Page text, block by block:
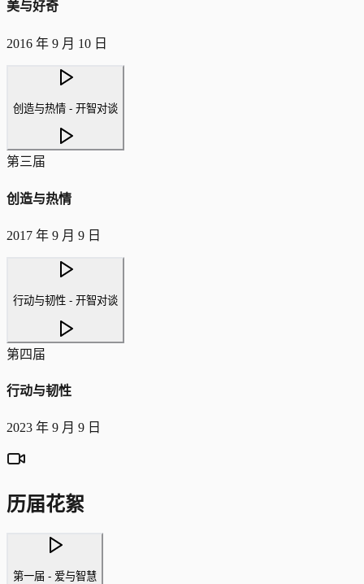
美与好奇
2016 年 9 月 10 日
创造与热情 - 开智对谈
第三届
创造与热情
2017 年 9 月 9 日
行动与韧性 - 开智对谈
第四届
行动与韧性
2023 年 9 月 9 日
历届花絮
第一届 - 爱与智慧